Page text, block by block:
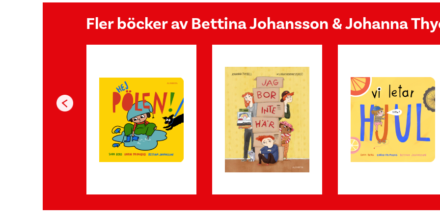
Fler böcker av Bettina Johansson & Johanna